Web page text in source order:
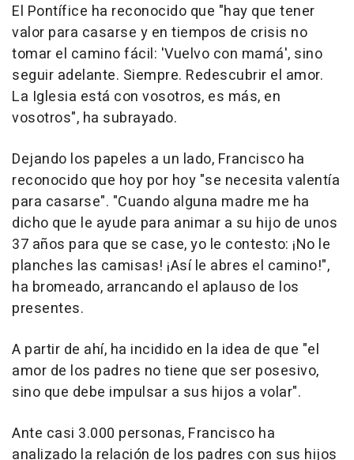
El Pontífice ha reconocido que "hay que tener
valor para casarse y en tiempos de crisis no
tomar el camino fácil: 'Vuelvo con mamá', sino
seguir adelante. Siempre. Redescubrir el amor.
La Iglesia está con vosotros, es más, en
vosotros", ha subrayado.
Dejando los papeles a un lado, Francisco ha
reconocido que hoy por hoy "se necesita valentía
para casarse". "Cuando alguna madre me ha
dicho que le ayude para animar a su hijo de unos
37 años para que se case, yo le contesto: ¡No le
planches las camisas! ¡Así le abres el camino!",
ha bromeado, arrancando el aplauso de los
presentes.
A partir de ahí, ha incidido en la idea de que "el
amor de los padres no tiene que ser posesivo,
sino que debe impulsar a sus hijos a volar".
Ante casi 3.000 personas, Francisco ha
analizado la relación de los padres con sus hijos